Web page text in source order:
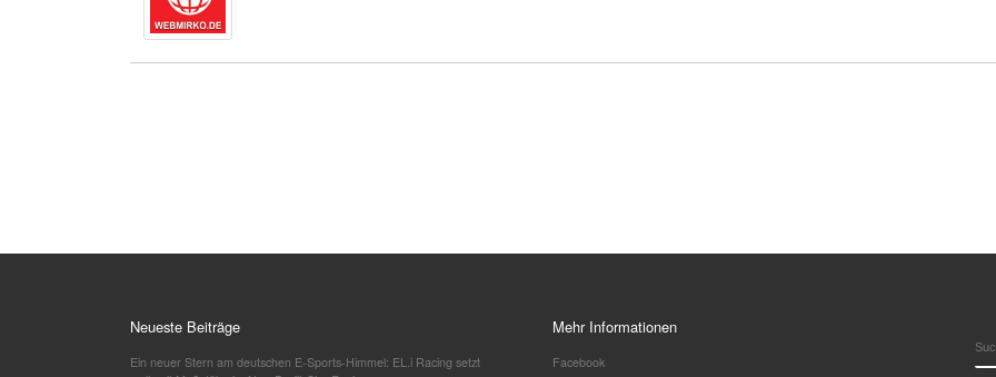
Neueste Beiträge
Ein neuer Stern am deutschen E-Sports-Himmel: EL.i Racing setzt
Mehr Informationen
Facebook